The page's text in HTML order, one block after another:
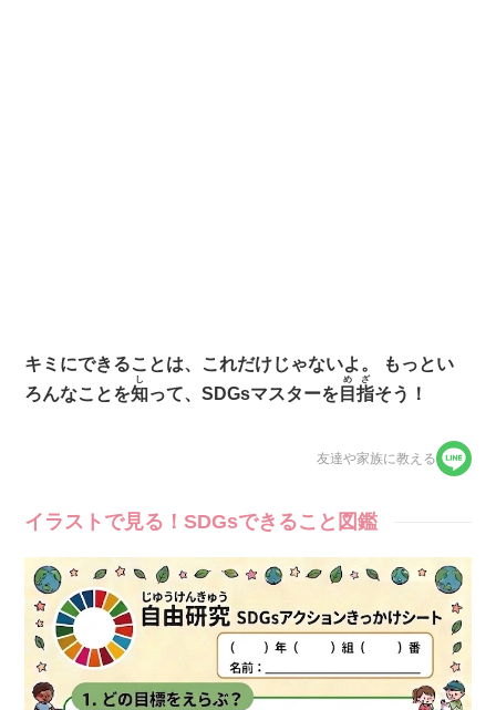
キミにできることは、これだけじゃないよ。
もっとい
ろんなことを知
し
って、SDGsマスターを 目指
めざ
そう！
友達や家族に教える
イラストで見る！SDGsできること図鑑